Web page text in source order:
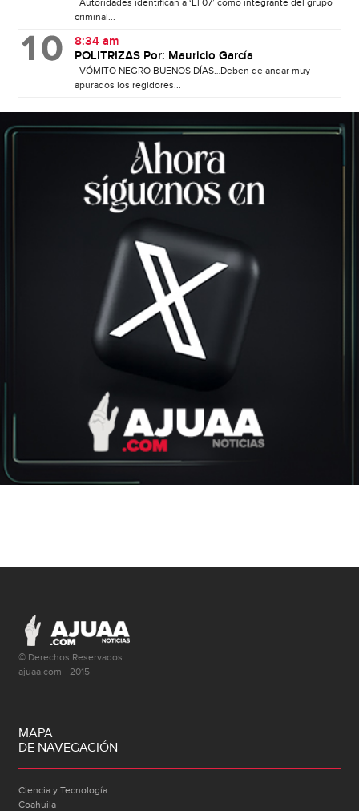
Autoridades identifican a ‘El 07’ como integrante del grupo
criminal...
8:34 am
POLITRIZAS Por: Mauricio García
VÓMITO NEGRO BUENOS DÍAS…Deben de andar muy
apurados los regidores...
© Derechos Reservados
ajuaa.com - 2015
MAPA
DE NAVEGACIÓN
Ciencia y Tecnología
Coahuila